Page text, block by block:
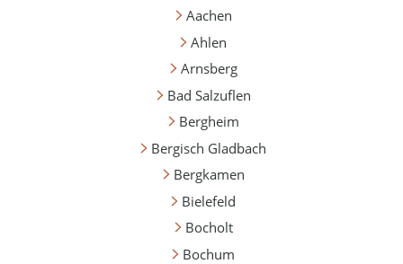
Aachen
Ahlen
Arnsberg
Bad Salzuflen
Bergheim
Bergisch Gladbach
Bergkamen
Bielefeld
Bocholt
Bochum